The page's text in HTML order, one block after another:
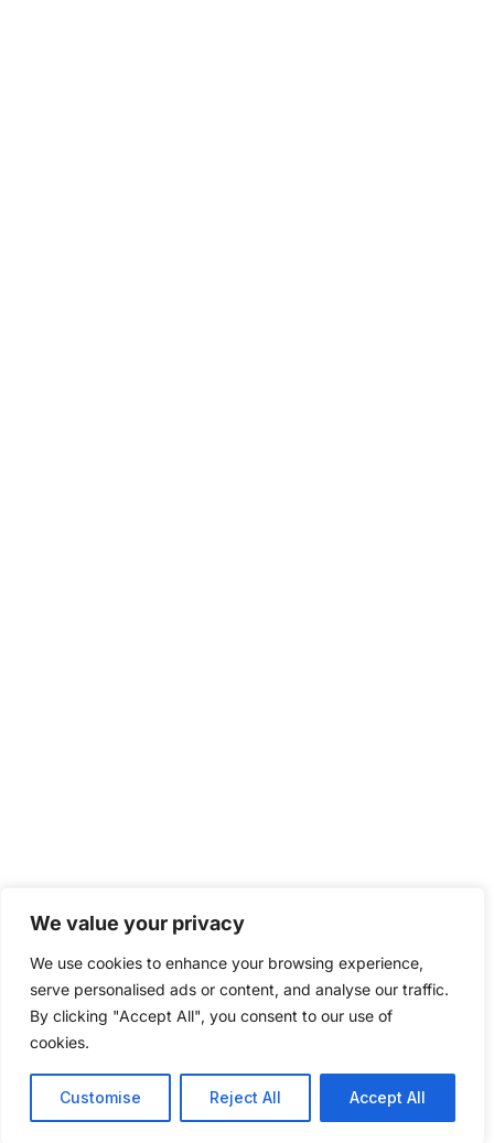
We value your privacy
We use cookies to enhance your browsing experience,
serve personalised ads or content, and analyse our traffic.
By clicking "Accept All", you consent to our use of
cookies.
Customise Reject All Accept All